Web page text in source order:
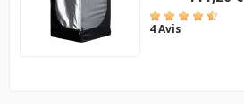
4 Avis